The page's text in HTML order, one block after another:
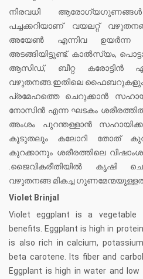
നിരവധി
പച്ചക്കറിയാണ് വയലറ്റ്
അയേൺ എന്നിവ ഉയര്‍ന്ന
അടങ്ങിയിട്ടുണ്ട്. കാല്‍സ്യം,
ആസിഡ്, ബീറ്റ കരോട്ടിന്‍
വഴുതനങ്ങ.ഇതിലെ
പ്രമേഹത്തെ ചെറുക്കാൻ
നോസിന്‍ എന്ന ഘടകം
അംശം പുറന്തള്ളാന്‍
കൂടുതലും കലോറി തോത്
കുറക്കാനും ശരീരത്തിലെ
.ജൈവികരീതിയിൽ കൃഷി
വഴുതനങ്ങ മികച്ച
Violet Brinjal
Violet eggplant is a vegetable
benefits. Eggplant is high in
is also rich in calcium,
beta carotene. Its fiber and
Eggplant is high in water and